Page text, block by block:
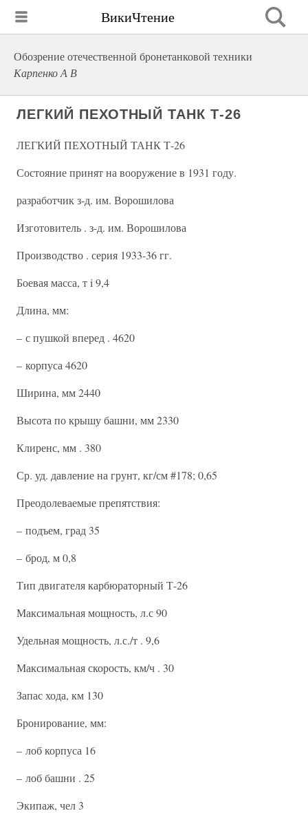
ВикиЧтение
Обозрение отечественной бронетанковой техники
Карпенко А В
ЛЕГКИЙ ПЕХОТНЫЙ ТАНК Т-26
ЛЕГКИЙ ПЕХОТНЫЙ ТАНК Т-26
Состояние принят на вооружение в 1931 году.
разработчик з-д. им. Ворошилова
Изготовитель . з-д. им. Ворошилова
Производство . серия 1933-36 гг.
Боевая масса, т i 9,4
Длина, мм:
– с пушкой вперед . 4620
– корпуса 4620
Ширина, мм 2440
Высота по крышу башни, мм 2330
Клиренс, мм . 380
Ср. уд. давление на грунт, кг/см #178; 0,65
Преодолеваемые препятствия:
– подъем, град 35
– брод, м 0,8
Тип двигателя карбюраторный Т-26
Максимальная мощность, л.с 90
Удельная мощность, л.с./т . 9,6
Максимальная скорость, км/ч . 30
Запас хода, км 130
Бронирование, мм:
– лоб корпуса 16
– лоб башни . 25
Экипаж, чел 3